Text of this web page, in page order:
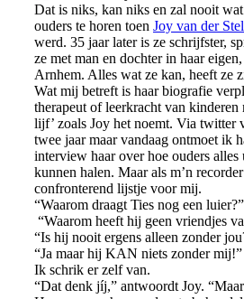
Dat is niks, kan niks en zal nooit
ouders te horen toen Joy van der Stel
werd. 35 jaar later is ze schrijfster,
ze met man en dochter in haar
Arnhem. Alles wat ze kan, heeft ze
Wat mij betreft is haar biografie
therapeut of leerkracht van kinderen
lijf’ zoals Joy het noemt. Via twitter
twee jaar maar vandaag ontmoet ik
interview haar over hoe ouders
kunnen halen. Maar als m’n
confronterend lijstje voor mij.
“Waarom draagt Ties nog een luier?”
“Waarom heeft hij geen vriendjes
“Is hij nooit ergens alleen zonder
“Ja maar hij KAN niets zonder
Ik schrik er zelf van.
“Dat denk jíj,” antwoordt Joy.